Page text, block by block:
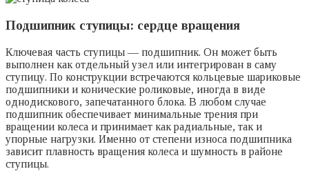
Подшипник ступицы: сердце вращения
Ключевая часть ступицы — подшипник. Он может быть
выполнен как отдельный узел или интегрирован в саму
ступицу. По конструкции встречаются кольцевые шариковые
подшипники и конические роликовые, иногда в виде
однодискового, запечатанного блока. В любом случае
подшипник обеспечивает минимальные трения при
вращении колеса и принимает как радиальные, так и
упорные нагрузки. Именно от степени износа подшипника
зависит плавность вращения колеса и шумность в районе
ступицы.